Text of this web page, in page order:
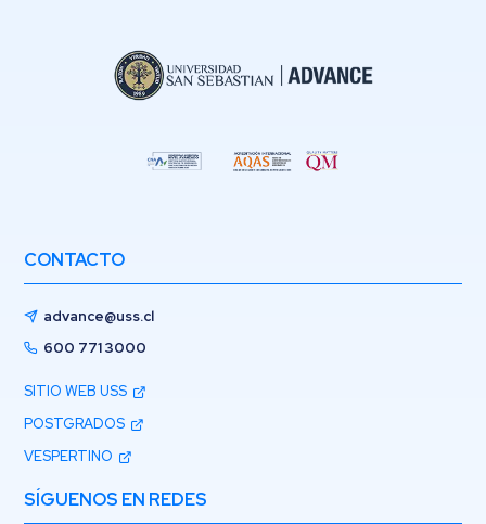
CONTACTO
advance@uss.cl
600 771 3000
SITIO WEB USS
POSTGRADOS
VESPERTINO
SÍGUENOS EN REDES